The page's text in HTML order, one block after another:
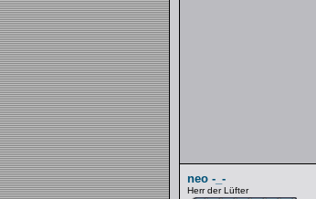
neo -_-
Herr der Lüfter